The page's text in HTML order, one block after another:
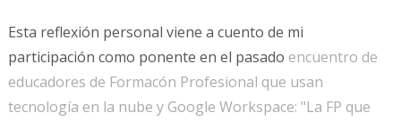
Esta reflexión personal viene a cuento de mi
participación como ponente en el pasado encuentro de
educadores de Formacón Profesional que usan
tecnología en la nube y Google Workspace: "La FP que